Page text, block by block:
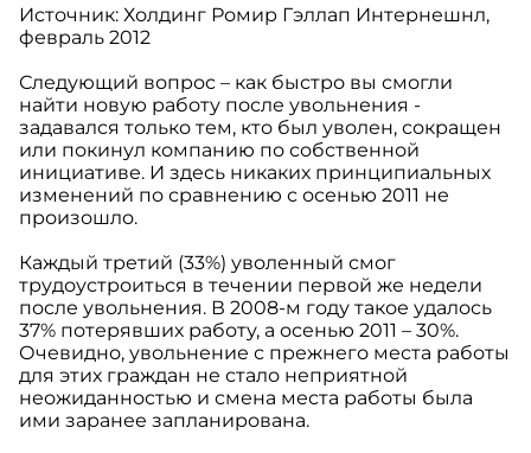
Источник: Холдинг Ромир Гэллап Интернешнл,
февраль 2012
Следующий вопрос – как быстро вы смогли
найти новую работу после увольнения -
задавался только тем, кто был уволен, сокращен
или покинул компанию по собственной
инициативе. И здесь никаких принципиальных
изменений по сравнению с осенью 2011 не
произошло.
Каждый третий (33%) уволенный смог
трудоустроиться в течении первой же недели
после увольнения. В 2008-м году такое удалось
37% потерявших работу, а осенью 2011 – 30%.
Очевидно, увольнение с прежнего места работы
для этих граждан не стало неприятной
неожиданностью и смена места работы была
ими заранее запланирована.